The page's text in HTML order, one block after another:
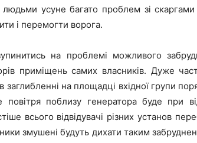
усуне багато проблем зі
і перемогти ворога.
на проблемі можливого
приміщень самих власників. Дуже
заглибленні на площадці вхідної групи
повітря поблизу генератора буде при
всього відвідувачі різних установ
змушені будуть дихати таким